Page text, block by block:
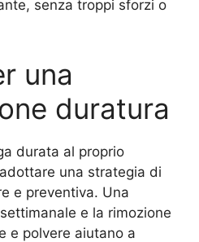
senza troppi sforzi o
una
duratura
durata al proprio
una strategia di
e preventiva. Una
e la rimozione
e polvere aiutano a